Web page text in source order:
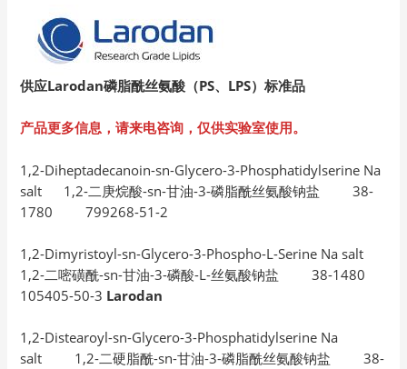
供应Larodan磷脂酰丝氨酸（PS、LPS）标准品
产品更多信息，请来电咨询，仅供实验室使用。
1,2-Diheptadecanoin-sn-Glycero-3-Phosphatidylserine Na
salt 1,2-二庚烷酸-sn-甘油-3-磷脂酰丝氨酸钠盐 38-
1780 799268-51-2
1,2-Dimyristoyl-sn-Glycero-3-Phospho-L-Serine Na salt
1,2-二嘧磺酰-sn-甘油-3-磷酸-L-丝氨酸钠盐 38-1480
105405-50-3 Larodan
1,2-Distearoyl-sn-Glycero-3-Phosphatidylserine Na
salt 1,2-二硬脂酰-sn-甘油-3-磷脂酰丝氨酸钠盐 38-